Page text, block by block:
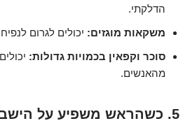
הדלקתי.
משקאות מוגזים: יכולים לגרום
סוכר וקפאין בכמויות גדולות:
מהאנשים.
5. כשהראש משפיע על